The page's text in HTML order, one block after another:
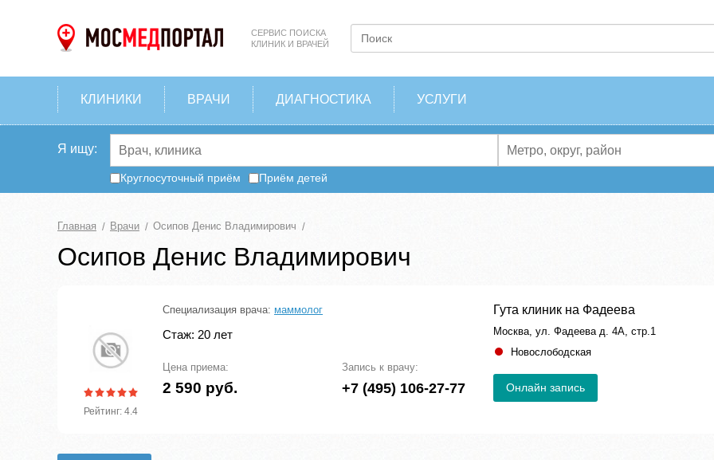
СЕРВИС ПОИСКА
КЛИНИК И ВРАЧЕЙ
КЛИНИКИ ВРАЧИ ДИАГНОСТИКА УСЛУГИ
Я ищу:
Круглосуточный приём Приём детей
Главная Врачи Осипов Денис Владимирович
Осипов Денис Владимирович
Рейтинг: 4.4
Специализация врача: маммолог
Стаж: 20 лет
Цена приема:
2 590 руб.
Запись к врачу:
+7 (495) 106-27-77
Гута клиник на Фадеева
Москва, ул. Фадеева д. 4А, стр.1
Новослободская
Онлайн запись